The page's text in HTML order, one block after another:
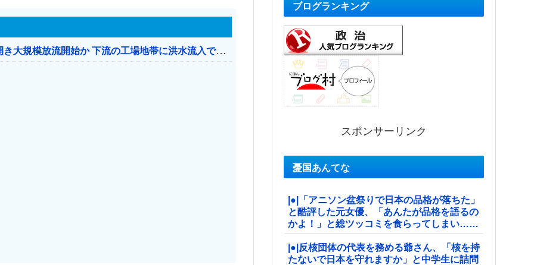
【おわった】 三峡ダム、豪雨で13基の水門を開き大規模放流開始か 下流の工場地帯に洪水流入で崩壊はじまる
ブログランキング
スポンサーリンク
憂国あんてな
|●|「アニソン盆祭りで日本の品格が落ちた」
と酷評した元女優、「あんたが品格を語るの
かよ！」と総ツッコミを食らってしまい……
|●|反核団体の代表を務める爺さん、「核を持
たないで日本を守れますか」と中学生に詰問